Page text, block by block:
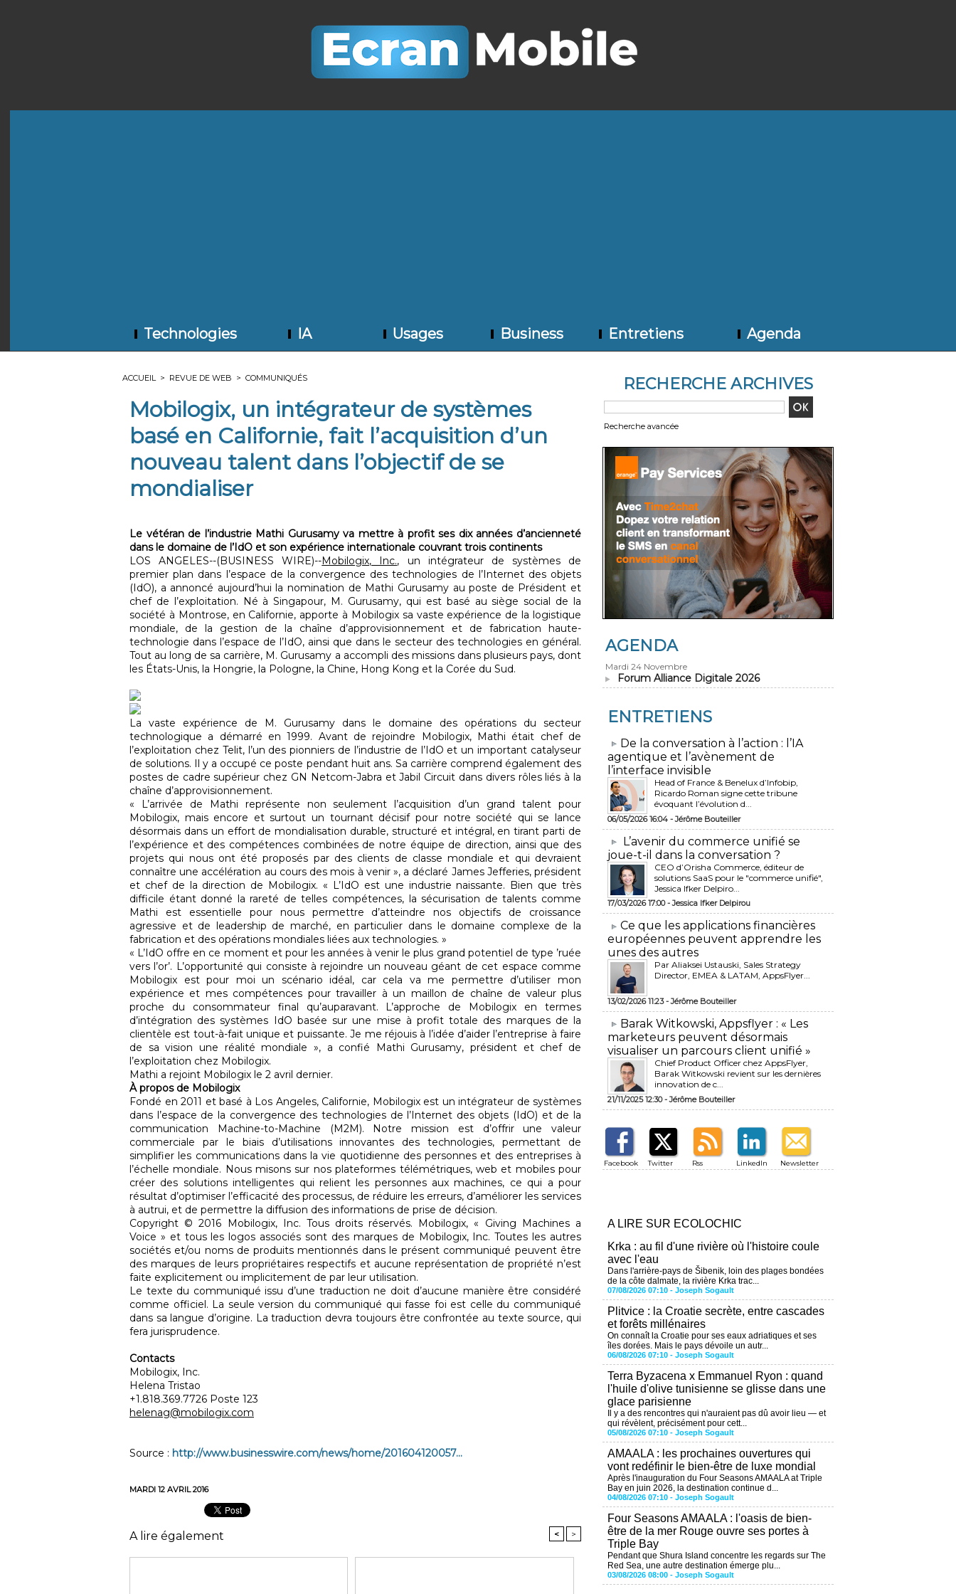
Technologies IA Usages Business Entretiens Agenda
ACCUEIL > REVUE DE WEB > COMMUNIQUÉS
Mobilogix, un intégrateur de systèmes
basé en Californie, fait l’acquisition d’un
nouveau talent dans l’objectif de se
mondialiser
Le vétéran de l’industrie Mathi Gurusamy va mettre à profit ses dix années d’ancienneté
dans le domaine de l’IdO et son expérience internationale couvrant trois continents
LOS ANGELES--(BUSINESS WIRE)--Mobilogix, Inc., un intégrateur de systèmes de
premier plan dans l’espace de la convergence des technologies de l’Internet des objets
(IdO), a annoncé aujourd’hui la nomination de Mathi Gurusamy au poste de Président et
chef de l’exploitation. Né à Singapour, M. Gurusamy, qui est basé au siège social de la
société à Montrose, en Californie, apporte à Mobilogix sa vaste expérience de la logistique
mondiale, de la gestion de la chaîne d’approvisionnement et de fabrication haute-
technologie dans l’espace de l’IdO, ainsi que dans le secteur des technologies en général.
Tout au long de sa carrière, M. Gurusamy a accompli des missions dans plusieurs pays, dont
les États-Unis, la Hongrie, la Pologne, la Chine, Hong Kong et la Corée du Sud.
La vaste expérience de M. Gurusamy dans le domaine des opérations du secteur
technologique a démarré en 1999. Avant de rejoindre Mobilogix, Mathi était chef de
l’exploitation chez Telit, l’un des pionniers de l’industrie de l’IdO et un important catalyseur
de solutions. Il y a occupé ce poste pendant huit ans. Sa carrière comprend également des
postes de cadre supérieur chez GN Netcom-Jabra et Jabil Circuit dans divers rôles liés à la
chaîne d’approvisionnement.
« L’arrivée de Mathi représente non seulement l’acquisition d’un grand talent pour
Mobilogix, mais encore et surtout un tournant décisif pour notre société qui se lance
désormais dans un effort de mondialisation durable, structuré et intégral, en tirant parti de
l’expérience et des compétences combinées de notre équipe de direction, ainsi que des
projets qui nous ont été proposés par des clients de classe mondiale et qui devraient
connaître une accélération au cours des mois à venir », a déclaré James Jefferies, président
et chef de la direction de Mobilogix. « L’IdO est une industrie naissante. Bien que très
difficile étant donné la rareté de telles compétences, la sécurisation de talents comme
Mathi est essentielle pour nous permettre d’atteindre nos objectifs de croissance
agressive et de leadership de marché, en particulier dans le domaine complexe de la
fabrication et des opérations mondiales liées aux technologies. »
« L’IdO offre en ce moment et pour les années à venir le plus grand potentiel de type ’ruée
vers l’or’. L’opportunité qui consiste à rejoindre un nouveau géant de cet espace comme
Mobilogix est pour moi un scénario idéal, car cela va me permettre d’utiliser mon
expérience et mes compétences pour travailler à un maillon de chaîne de valeur plus
proche du consommateur final qu’auparavant. L’approche de Mobilogix en termes
d’intégration des systèmes IdO basée sur une mise à profit totale des marques de la
clientèle est tout-à-fait unique et puissante. Je me réjouis à l’idée d’aider l’entreprise à faire
de sa vision une réalité mondiale », a confié Mathi Gurusamy, président et chef de
l’exploitation chez Mobilogix.
Mathi a rejoint Mobilogix le 2 avril dernier.
À propos de Mobilogix
Fondé en 2011 et basé à Los Angeles, Californie, Mobilogix est un intégrateur de systèmes
dans l’espace de la convergence des technologies de l’Internet des objets (IdO) et de la
communication Machine-to-Machine (M2M). Notre mission est d’offrir une valeur
commerciale par le biais d’utilisations innovantes des technologies, permettant de
simplifier les communications dans la vie quotidienne des personnes et des entreprises à
l’échelle mondiale. Nous misons sur nos plateformes télémétriques, web et mobiles pour
créer des solutions intelligentes qui relient les personnes aux machines, ce qui a pour
résultat d’optimiser l’efficacité des processus, de réduire les erreurs, d’améliorer les services
à autrui, et de permettre la diffusion des informations de prise de décision.
Copyright © 2016 Mobilogix, Inc. Tous droits réservés. Mobilogix, « Giving Machines a
Voice » et tous les logos associés sont des marques de Mobilogix, Inc. Toutes les autres
sociétés et/ou noms de produits mentionnés dans le présent communiqué peuvent être
des marques de leurs propriétaires respectifs et aucune représentation de propriété n’est
faite explicitement ou implicitement de par leur utilisation.
Le texte du communiqué issu d’une traduction ne doit d’aucune manière être considéré
comme officiel. La seule version du communiqué qui fasse foi est celle du communiqué
dans sa langue d’origine. La traduction devra toujours être confrontée au texte source, qui
fera jurisprudence.
Contacts
Mobilogix, Inc.
Helena Tristao
+1.818.369.7726 Poste 123
helenag@mobilogix.com
Source : http://www.businesswire.com/news/home/201604120057...
MARDI 12 AVRIL 2016
A lire également < >
RECHERCHE ARCHIVES
Recherche avancée
AGENDA
Mardi 24 Novembre
Forum Alliance Digitale 2026
ENTRETIENS
​De la conversation à l’action : l’IA
agentique et l’avènement de
l’interface invisible
Head of France & Benelux d’Infobip,
Ricardo Roman signe cette tribune
évoquant l’évolution d...
06/05/2026 16:04 -Jérôme Bouteiller
L’avenir du commerce unifié se
joue-t-il dans la conversation ?
CEO d’Orisha Commerce, éditeur de
solutions SaaS pour le "commerce unifié",
Jessica Ifker Delpiro...
17/03/2026 17:00 -Jessica Ifker Delpirou
​Ce que les applications financières
européennes peuvent apprendre les
unes des autres
Par Aliaksei Ustauski, Sales Strategy
Director, EMEA & LATAM, AppsFlyer...
13/02/2026 11:23 -Jérôme Bouteiller
​Barak Witkowski, Appsflyer : « Les
marketeurs peuvent désormais
visualiser un parcours client unifié »
Chief Product Officer chez AppsFlyer, ​
Barak Witkowski revient sur les dernières
innovation de c...
21/11/2025 12:30 -Jérôme Bouteiller
Facebook Twitter Rss LinkedIn Newsletter
A LIRE SUR ECOLOCHIC
Krka : au fil d'une rivière où l'histoire coule
avec l'eau
Dans l'arrière-pays de Šibenik, loin des plages bondées
de la côte dalmate, la rivière Krka trac...
07/08/2026 07:10 - Joseph Sogault
Plitvice : la Croatie secrète, entre cascades
et forêts millénaires
On connaît la Croatie pour ses eaux adriatiques et ses
îles dorées. Mais le pays dévoile un autr...
06/08/2026 07:10 - Joseph Sogault
Terra Byzacena x Emmanuel Ryon : quand
l'huile d'olive tunisienne se glisse dans une
glace parisienne
Il y a des rencontres qui n'auraient pas dû avoir lieu — et
qui révèlent, précisément pour cett...
05/08/2026 07:10 - Joseph Sogault
AMAALA : les prochaines ouvertures qui
vont redéfinir le bien-être de luxe mondial
Après l'inauguration du Four Seasons AMAALA at Triple
Bay en juin 2026, la destination continue d...
04/08/2026 07:10 - Joseph Sogault
Four Seasons AMAALA : l'oasis de bien-
être de la mer Rouge ouvre ses portes à
Triple Bay
Pendant que Shura Island concentre les regards sur The
Red Sea, une autre destination émerge plu...
03/08/2026 08:00 - Joseph Sogault